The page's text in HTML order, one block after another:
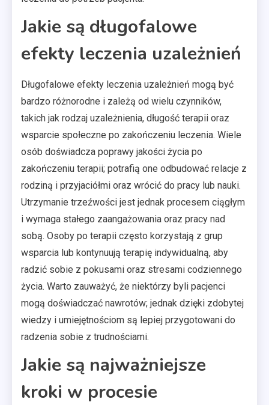
Jakie są długofalowe
efekty leczenia uzależnień
Długofalowe efekty leczenia uzależnień mogą być
bardzo różnorodne i zależą od wielu czynników,
takich jak rodzaj uzależnienia, długość terapii oraz
wsparcie społeczne po zakończeniu leczenia. Wiele
osób doświadcza poprawy jakości życia po
zakończeniu terapii; potrafią one odbudować relacje z
rodziną i przyjaciółmi oraz wrócić do pracy lub nauki.
Utrzymanie trzeźwości jest jednak procesem ciągłym
i wymaga stałego zaangażowania oraz pracy nad
sobą. Osoby po terapii często korzystają z grup
wsparcia lub kontynuują terapię indywidualną, aby
radzić sobie z pokusami oraz stresami codziennego
życia. Warto zauważyć, że niektórzy byli pacjenci
mogą doświadczać nawrotów; jednak dzięki zdobytej
wiedzy i umiejętnościom są lepiej przygotowani do
radzenia sobie z trudnościami.
Jakie są najważniejsze
kroki w procesie